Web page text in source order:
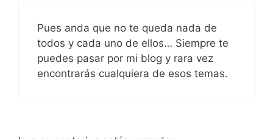
Pues anda que no te queda nada de
todos y cada uno de ellos… Siempre te
puedes pasar por mi blog y rara vez
encontrarás cualquiera de esos temas.